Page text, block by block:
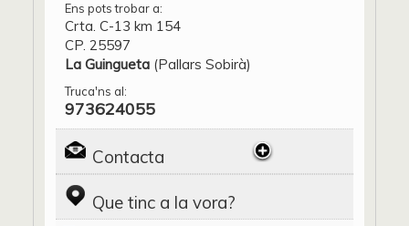
Ens pots trobar a:
Crta. C-13 km 154
CP. 25597
La Guingueta (Pallars Sobirà)
Truca'ns al:
973624055
Contacta
Que tinc a la vora?